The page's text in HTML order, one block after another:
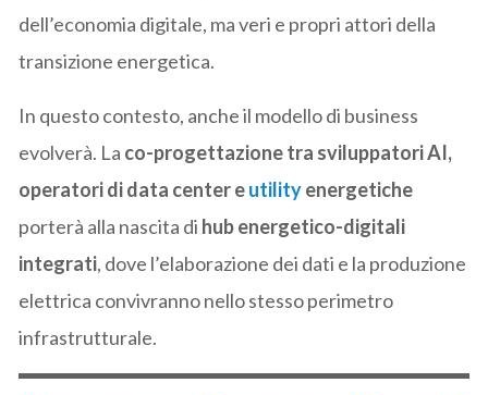
dell’economia digitale, ma veri e propri attori della
transizione energetica.
In questo contesto, anche il modello di business
evolverà. La co-progettazione tra sviluppatori AI,
operatori di data center eutilityenergetiche
porterà alla nascita di hub energetico-digitali
integrati, dove l’elaborazione dei dati e la produzione
elettrica convivranno nello stesso perimetro
infrastrutturale.